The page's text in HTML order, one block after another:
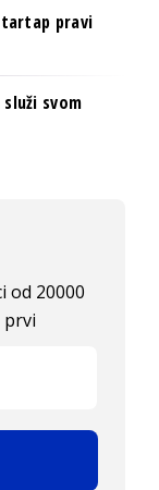
pravi
svom
od 20000
prvi